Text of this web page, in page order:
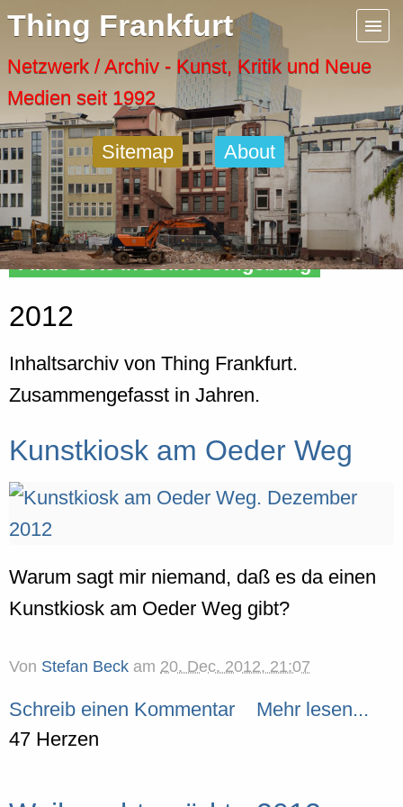
Thing Frankfurt
Netzwerk / Archiv - Kunst, Kritik und Neue
Medien seit 1992
Sitemap About
Finde Orte in Deiner Umgebung
2012
Inhaltsarchiv von Thing Frankfurt.
Zusammengefasst in Jahren.
Kunstkiosk am Oeder Weg
Warum sagt mir niemand, daß es da einen
Kunstkiosk am Oeder Weg gibt?
Von Stefan Beck am 20. Dec. 2012, 21:07
Schreib einen Kommentar
Mehr lesen...
47 Herzen
Menu
Artspaces
Cool Places
Frankfurt Diary
Activity
Recent Posts
Home